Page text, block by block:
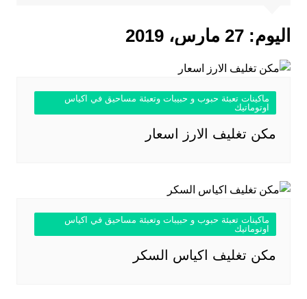
اليوم: 27 مارس، 2019
ماكينات تعبئة حبوب و حبيبات وتعبئة مساحيق في اكياس
اوتوماتيك
مكن تغليف الارز اسعار
ماكينات تعبئة حبوب و حبيبات وتعبئة مساحيق في اكياس
اوتوماتيك
مكن تغليف اكياس السكر